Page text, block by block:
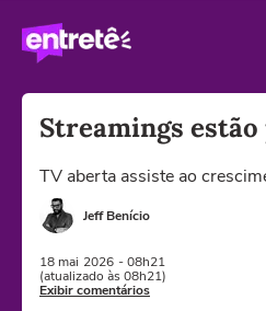
Streamings
TV aberta assiste ao
Jeff Benício
18 mai 2026 - 08h21
(atualizado às 08h21)
Exibir comentários